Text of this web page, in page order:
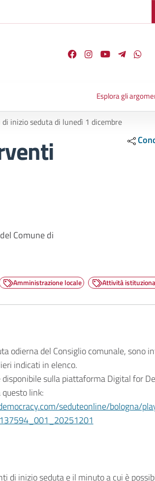
Esplora gli
inizio seduta di lunedì 1 dicembre
Comune di
Amministrazione locale Attività
odierna del Consiglio comunale, sono
indicati in elenco.
sulla piattaforma Digital for
link:
seduteonline/bologna/
di inizio seduta e il minuto a cui è